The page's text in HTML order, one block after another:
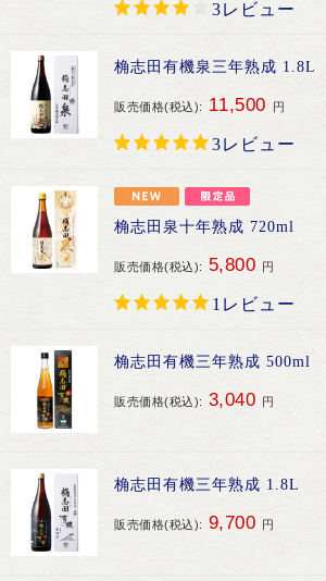
3レビュー
桷志田有機泉三年熟成 1.8L
販売価格(税込): 11,500 円
3レビュー
桷志田泉十年熟成 720ml
販売価格(税込): 5,800 円
1レビュー
桷志田有機三年熟成 500ml
販売価格(税込): 3,040 円
桷志田有機三年熟成 1.8L
販売価格(税込): 9,700 円